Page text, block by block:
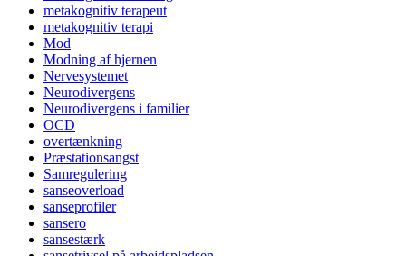
metakognitiv terapeut
metakognitiv terapi
Mod
Modning af hjernen
Nervesystemet
Neurodivergens
Neurodivergens i familier
OCD
overtænkning
Præstationsangst
Samregulering
sanseoverload
sanseprofiler
sansero
sansestærk